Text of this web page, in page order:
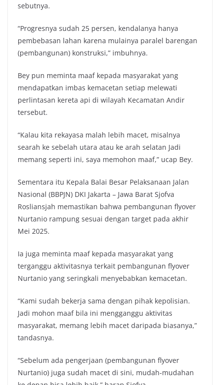
sebutnya.
“Progresnya sudah 25 persen, kendalanya hanya
pembebasan lahan karena mulainya paralel barengan
(pembangunan) konstruksi,” imbuhnya.
Bey pun meminta maaf kepada masyarakat yang
mendapatkan imbas kemacetan setiap melewati
perlintasan kereta api di wilayah Kecamatan Andir
tersebut.
“Kalau kita rekayasa malah lebih macet, misalnya
searah ke sebelah utara atau ke arah selatan Jadi
memang seperti ini, saya memohon maaf,” ucap Bey.
Sementara itu Kepala Balai Besar Pelaksanaan Jalan
Nasional (BBPJN) DKI Jakarta – Jawa Barat Sjofva
Rosliansjah memastikan bahwa pembangunan flyover
Nurtanio rampung sesuai dengan target pada akhir
Mei 2025.
Ia juga meminta maaf kepada masyarakat yang
terganggu aktivitasnya terkait pembangunan flyover
Nurtanio yang seringkali menyebabkan kemacetan.
“Kami sudah bekerja sama dengan pihak kepolisian.
Jadi mohon maaf bila ini mengganggu aktivitas
masyarakat, memang lebih macet daripada biasanya,”
tandasnya.
“Sebelum ada pengerjaan (pembangunan flyover
Nurtanio) juga sudah macet di sini, mudah-mudahan